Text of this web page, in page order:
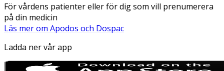
För vårdens patienter eller för dig som vill prenumerera
på din medicin
Läs mer om Apodos och Dospac
Ladda ner vår app